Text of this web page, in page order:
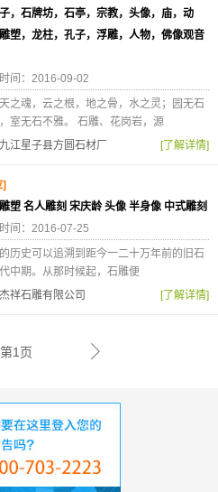
，石牌坊，石亭，宗教，头像，庙，动
塑，龙柱，孔子，浮雕，人物，佛像观音
间：2016-09-02
之魂，云之根，地之骨，水之灵；园无石
室无石不雅。 石雕、花岗岩，源
江星子县方圆石材厂
[了解详情]
]
塑 名人雕刻 宋庆龄 头像 半身像 中式雕刻
间：2016-07-25
历史可以追溯到距今一二十万年前的旧石
中期。从那时候起，石雕便
祥石雕有限公司
[了解详情]
第1页